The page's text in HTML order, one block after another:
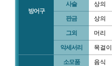
방어구
사슬 상의
판금 상의
그외 머리
악세서리 목걸이
소모품 음식